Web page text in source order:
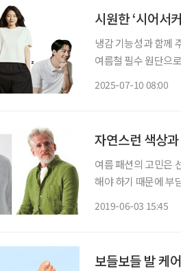
시원한 ‘시어서
냉감 기능성과 함께
여름철 필수 원단으로 꼽힌다. 임승희 인덕대학교 방송뷰티학
2025-07-10 08:00
자연스런 색상
여름 패션의 고민은
해야 하기 때문에 부
2019-06-03 15:45
보들보들 발 케